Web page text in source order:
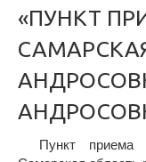
«ПУНКТ
Пункт приема